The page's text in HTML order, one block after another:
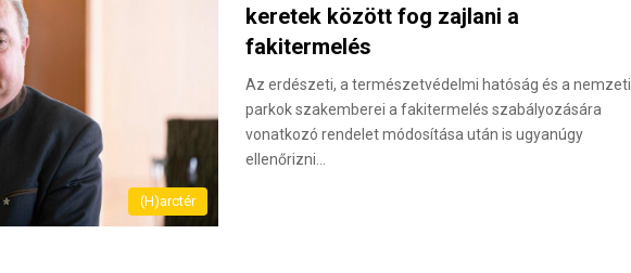
(H)arctér
keretek között fog zajlani a
fakitermelés
Az erdészeti, a természetvédelmi hatóság és a nemzeti
parkok szakemberei a fakitermelés szabályozására
vonatkozó rendelet módosítása után is ugyanúgy
ellenőrizni…